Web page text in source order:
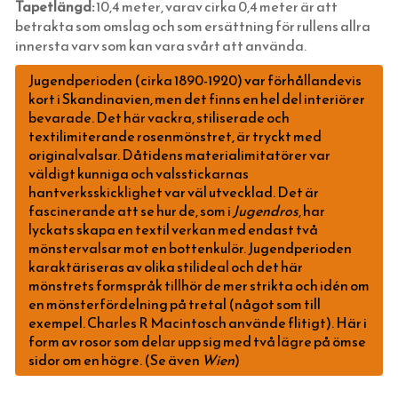
HATTAR OCH HUVUDBONADER
SKOSNÖREN, SKOKRÄM, INLÄGGSSULOR
SCARFAR, BANDANAS OCH FLUGOR
STRUMPOR
MORGONROCKAR OCH NATTKLÄDER
KLASSISKA HÄNGSLEN & ACCESSOARER
JUGENDLAMPOR (TAK, VÄGG & BORD)
SKOMAKARLAMPOR
SPELBORDSLAMPOR
TAKLAMPOR I PORSLIN & BAKELIT
BORDSLAMPOR
GOLVLAMPOR
KLASSISKA PORSLINSLAMPOR
ELMONTERADE FOTOGENLAMPOR
SPOTLIGHTS I KLASSISK STIL
FUNKISLAMPOR XL (EXTRA STORA)
STATIONSLYKTOR
INFARTSBELYSNING
BELYSNINGSSTOLPAR
PORSLINSLAMPOR UTOMHUS
TILLBEHÖR & RESERVDELAR
VIT BAKELIT UTANPÅLIGGANDE
BRYTARE & ELUTTAG MED GLASSKIVA
FONTINI - UTGÅENDE SORTIMENT
STRÖMBRYTARE & ELUTTAG FÖR IP44
FEDE (MÄSSING)
1950-TAL
KUPOR & SKÄRMAR FÖR ELLAMPOR
BLIXTKLAMMER (LETTI)
KUPOR TILL FOTOGENLAMPOR
VEKAR TILL FOTOGENLAMPOR
RESERVDELAR TILL FOTOGENLAMPOR
SÅPOR OCH RENGÖRING
TERMOMETRAR, KLOCKOR OCH DYLIKT
FLÄTADE STÅLTRÅDSKORGAR (KORBO)
EMALJERAT FRÅN KOCKUMS JERNVERK
BLECKPLÅT
WILMAS NATURPRODUKTER
RAKHYVLAR & RAKTVÅLAR
TRÄDGÅRDSREDSKAP
KAFFEBRYGGARE MED MERA
FÖR SKRIVBORDET
LÄDERVÅRD
PRAKTISKA TING I HEMMET
DRICKSGLAS, VINGLAS & KARAFFER
TILLBEHÖR TILL KAKELUGN
VEDHINKAR & VEDSPISTILLBEHÖR
TAPETER
EGNA TAPETER
TAPETER LIM & HANDTRYCK
TID & RUM
KULTURHISTORISK BOK
TVÅ GÅNGER CARL
FUNKIS
BÅRDER
MAKULATURPAPPER
TILLBEHÖR & VERKTYG
SPIK, NUBB & SPÅRSKRUV
HANDSMIDD SVENSK SPIK
KLIPPSPIK
TJÄRA, DREV OCH YLLESNÖREN
FÖNSTERVADD OCH FÖNSTERREMSOR
DELIKATESSER & LIVSMEDEL
Tapetlängd:10,4 meter, varav cirka 0,4 meter är att
betrakta som omslag och som ersättning för rullens allra
innersta varv som kan vara svårt att använda.
Jugendperioden (cirka 1890-1920) var förhållandevis
kort i Skandinavien, men det finns en hel del interiörer
bevarade. Det här vackra, stiliserade och
textilimiterande rosenmönstret, är tryckt med
originalvalsar. Dåtidens materialimitatörer var
väldigt kunniga och valsstickarnas
hantverksskicklighet var väl utvecklad. Det är
fascinerande att se hur de, som iJugendros, har
lyckats skapa en textil verkan med endast två
mönstervalsar mot en bottenkulör. Jugendperioden
karaktäriseras av olika stilideal och det här
mönstrets formspråk tillhör de mer strikta och idén om
en mönsterfördelning på tretal (något som till
exempel. Charles R Macintosch använde flitigt). Här i
form av rosor som delar upp sig med två lägre på ömse
sidor om en högre. (Se även Wien)